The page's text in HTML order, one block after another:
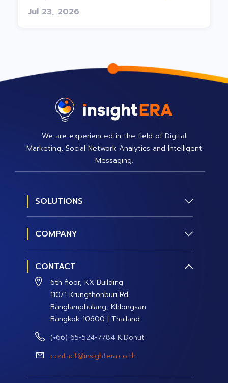
Jul 23, 2026
We are experienced in the field of Digital
Marketing, Social Network Analytics and Intelligent
Messaging.
SOLUTIONS
Social Management
Social Campaign
COMPANY
Contact Us
Careers
CONTACT
6th floor, KX Building
110/1 Krungthonburi Rd.
Banglamphulang, Khlongsan
Bangkok 10600 | Thailand
(+66) 65-524-7784 K.Donut
contact@insightera.co.th